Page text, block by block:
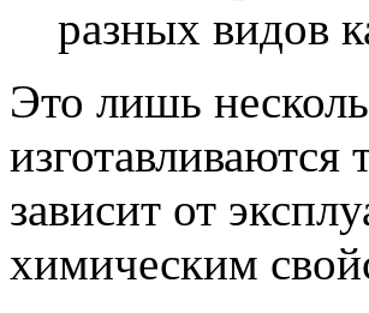
разных видов
Это лишь
зависит от
химическим